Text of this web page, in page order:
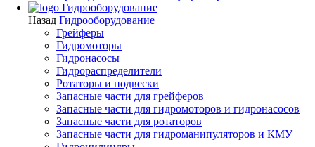
Гидрооборудование
Назад Гидрооборудование
Грейферы
Гидромоторы
Гидронасосы
Гидрораспределители
Ротаторы и подвески
Запасные части для грейферов
Запасные части для гидромоторов и гидронасосов
Запасные части для ротаторов
Запасные части для гидроманипуляторов и КМУ